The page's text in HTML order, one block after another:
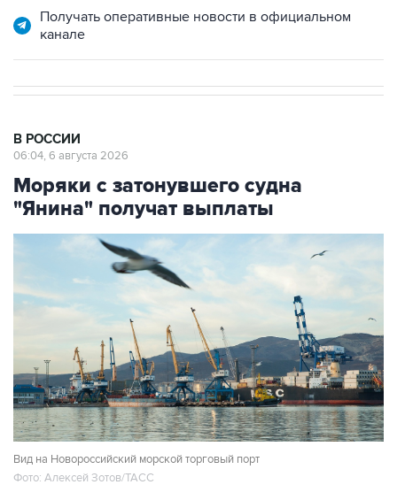
Получать оперативные новости в официальном
канале
В РОССИИ
06:04, 6 августа 2026
Моряки с затонувшего судна
"Янина" получат выплаты
Вид на Новороссийский морской торговый порт
Фото: Алексей Зотов/ТАСС